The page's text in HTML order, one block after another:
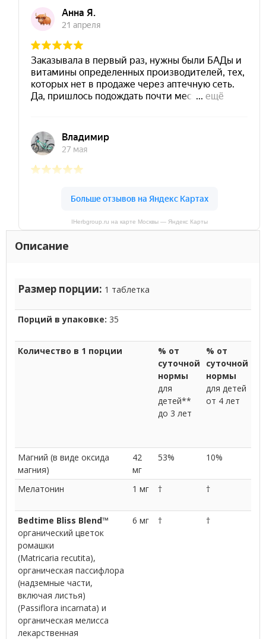
IHerbgroup.ru на карте Москвы — Яндекс Карты
Описание
Размер порции: 1 таблетка
Порций в упаковке: 35
Количество в 1 порции
% от
суточной
нормы
для
детей**
до 3 лет
% от
суточной
нормы
для детей
от 4 лет
Магний (в виде оксида
магния)
42
мг
53% 10%
Мелатонин 1 мг † †
Bedtime Bliss Blend™
органический цветок
ромашки
(Matricaria recutita),
органическая пассифлора
(надземные части,
включая листья)
(Passiflora incarnata) и
органическая мелисса
лекарственная
6 мг † †